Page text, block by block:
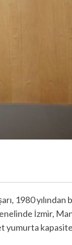
1980 yılından
İzmir,
yumurta